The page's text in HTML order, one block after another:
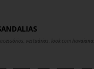
vestuários, look com